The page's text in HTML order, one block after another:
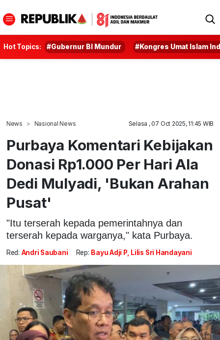
Hot Topics: #Gubernur BI Mundur #Kongres Umat Islam
News Nasional News Selasa , 07 Oct 2025, 11:45 WIB
Purbaya Komentari Kebijakan
Donasi Rp1.000 Per Hari Ala
Dedi Mulyadi, 'Bukan Arahan
Pusat'
"Itu terserah kepada pemerintahnya dan
terserah kepada warganya," kata Purbaya.
Red: Andri Saubani Rep: Bayu Adji P, Lilis Sri Handayani